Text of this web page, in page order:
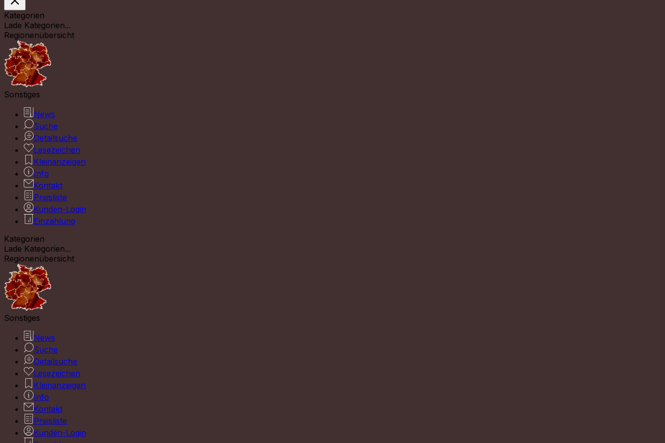
Kategorien
Lade Kategorien...
Regionenübersicht
Sonstiges
News
Suche
Detailsuche
Lesezeichen
Kleinanzeigen
Info
Kontakt
Preisliste
Kunden-Login
Einzahlung
Kategorien
Lade Kategorien...
Regionenübersicht
Sonstiges
News
Suche
Detailsuche
Lesezeichen
Kleinanzeigen
Info
Kontakt
Preisliste
Kunden-Login